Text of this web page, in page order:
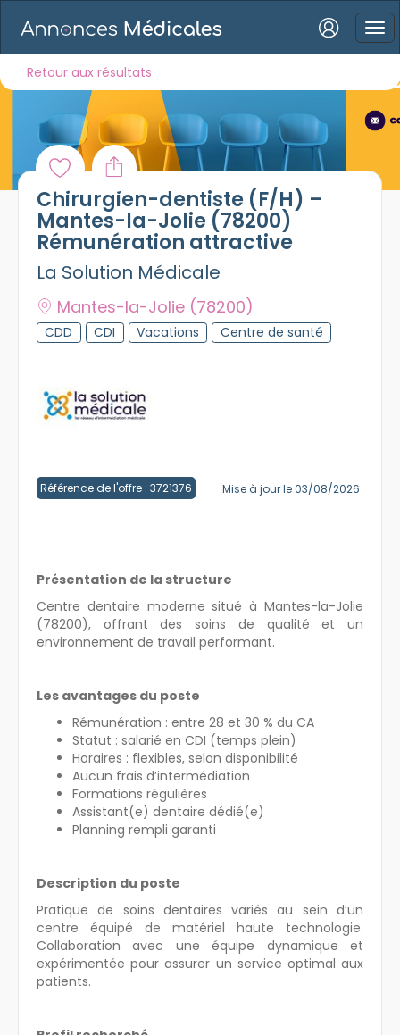
Mot de passe oublié ?
Connexion
Se connecter avec LinkedIn
Retour aux résultats
Chirurgien-dentiste (F/H) –
Mantes-la-Jolie (78200)
Rémunération attractive
La Solution Médicale
Mantes-la-Jolie (78200)
CDD CDI Vacations Centre de santé
Référence de l'offre : 3721376 Mise à jour le 03/08/2026
Présentation de la structure
Centre dentaire moderne situé à Mantes-la-Jolie
(78200), offrant des soins de qualité et un
environnement de travail performant.
Les avantages du poste
Rémunération : entre 28 et 30 % du CA
Statut : salarié en CDI (temps plein)
Horaires : flexibles, selon disponibilité
Aucun frais d’intermédiation
Formations régulières
Assistant(e) dentaire dédié(e)
Planning rempli garanti
Description du poste
Pratique de soins dentaires variés au sein d’un
centre équipé de matériel haute technologie.
Collaboration avec une équipe dynamique et
expérimentée pour assurer un service optimal aux
patients.